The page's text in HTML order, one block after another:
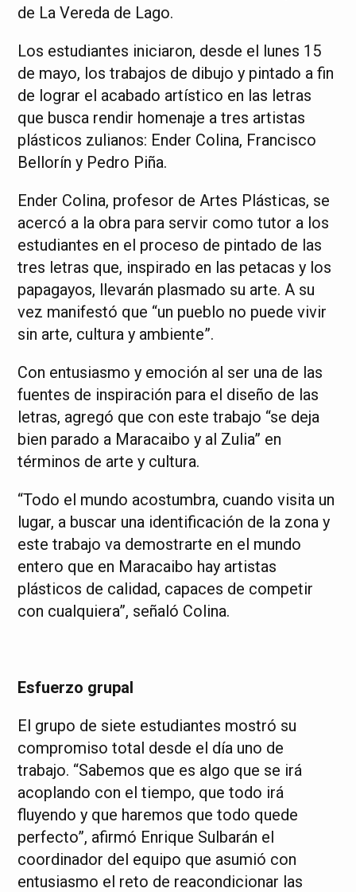
de La Vereda de Lago.
Los estudiantes iniciaron, desde el lunes 15
de mayo, los trabajos de dibujo y pintado a fin
de lograr el acabado artístico en las letras
que busca rendir homenaje a tres artistas
plásticos zulianos: Ender Colina, Francisco
Bellorín y Pedro Piña.
Ender Colina, profesor de Artes Plásticas, se
acercó a la obra para servir como tutor a los
estudiantes en el proceso de pintado de las
tres letras que, inspirado en las petacas y los
papagayos, llevarán plasmado su arte. A su
vez manifestó que “un pueblo no puede vivir
sin arte, cultura y ambiente”.
Con entusiasmo y emoción al ser una de las
fuentes de inspiración para el diseño de las
letras, agregó que con este trabajo “se deja
bien parado a Maracaibo y al Zulia” en
términos de arte y cultura.
“Todo el mundo acostumbra, cuando visita un
lugar, a buscar una identificación de la zona y
este trabajo va demostrarte en el mundo
entero que en Maracaibo hay artistas
plásticos de calidad, capaces de competir
con cualquiera”, señaló Colina.
Esfuerzo grupal
El grupo de siete estudiantes mostró su
compromiso total desde el día uno de
trabajo. “Sabemos que es algo que se irá
acoplando con el tiempo, que todo irá
fluyendo y que haremos que todo quede
perfecto”, afirmó Enrique Sulbarán el
coordinador del equipo que asumió con
entusiasmo el reto de reacondicionar las